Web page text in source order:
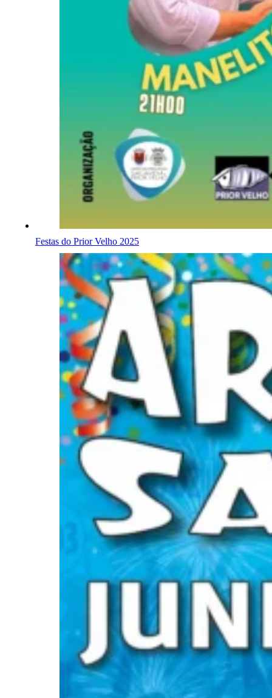
Festas do Prior Velho 2025